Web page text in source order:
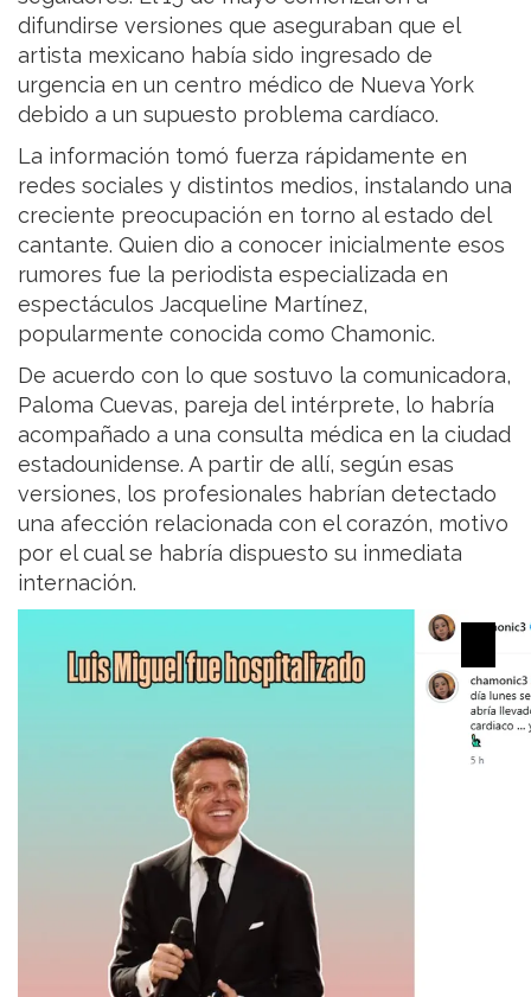
difundirse versiones que aseguraban que el
artista mexicano había sido ingresado de
urgencia en un centro médico de Nueva York
debido a un supuesto problema cardíaco.
La información tomó fuerza rápidamente en
redes sociales y distintos medios, instalando una
creciente preocupación en torno al estado del
cantante. Quien dio a conocer inicialmente esos
rumores fue la periodista especializada en
espectáculos Jacqueline Martínez,
popularmente conocida como Chamonic.
De acuerdo con lo que sostuvo la comunicadora,
Paloma Cuevas, pareja del intérprete, lo habría
acompañado a una consulta médica en la ciudad
estadounidense. A partir de allí, según esas
versiones, los profesionales habrían detectado
una afección relacionada con el corazón, motivo
por el cual se habría dispuesto su inmediata
internación.